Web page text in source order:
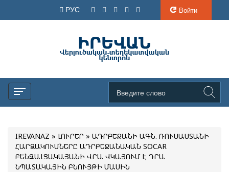
РУС Войти
IREVANAZ » ԼՈՒՐԵՐ » ԱԴՐԲԵՋԱՆԻ ԱԳՆ. ՌՈՒՍԱՍՏԱՆԻ
ՀԱՐՁԱԿՈՒՄՆԵՐԸ ԱԴՐԲԵՋԱՆԱԿԱՆ SOCAR
ԲԵՆԶԱԼՑԱԿԱՅԱՆԻ ՎՐԱ ՎԿԱՅՈՒՄ Է ԴՐԱ
ՆՊԱՏԱԿԱՅԻՆ ԲՆՈՒՅԹԻ ՄԱՍԻՆ